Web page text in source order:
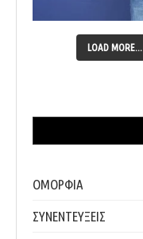
LOAD MORE...
ΟΜΟΡΦΙΑ
ΣΥΝΕΝΤΕΥΞΕΙΣ